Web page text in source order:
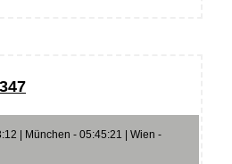
| München - 05:45:21 | Wien -